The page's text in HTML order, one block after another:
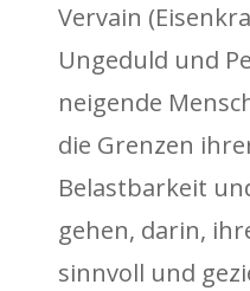
Vervain
Ungeduld und
neigende
die Grenzen
Belastbarkeit
gehen, darin,
sinnvoll und